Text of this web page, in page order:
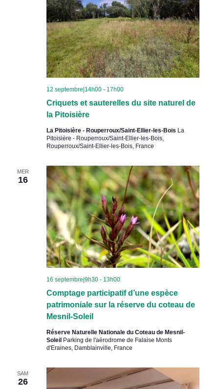
Criquets et sauterelles du site naturel de
la Pitoisière
12 septembre|14h00- 17h00
La Pitoisière - Rouperroux/Saint-Ellier-les-Bois La
Pitoisière - Rouperroux/Saint-Ellier-les-Bois,
Rouperroux/Saint-Ellier-les-Bois, France
MER
16
Comptage participatif d’une espèce
patrimoniale sur la réserve du coteau de
Mesnil-Soleil
16 septembre|9h30- 13h00
Réserve Naturelle Nationale du Coteau de Mesnil-
Soleil Parking de l'aérodrome de Falaise Monts
d'Eraines, Damblainville, France
SAM
26